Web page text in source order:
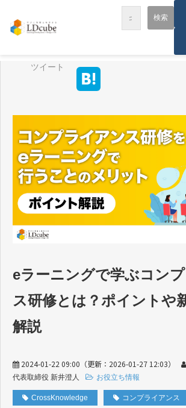
LDcubeが選ばれる理由
事例紹介
セミナー・講座
お役立ち情報
資料ダウンロード
パートナー募集
ツイート
eラーニングで学ぶコン
ス研修とは？ポイントや
解説
2024-01-22 09:00 （更新： 2026-01-27 12:03）
代表取締役 新井澄人
お役立ち情報
CrossKnowledge コンプライアンス